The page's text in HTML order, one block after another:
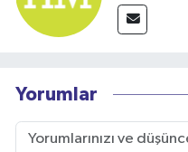
Yorumlar